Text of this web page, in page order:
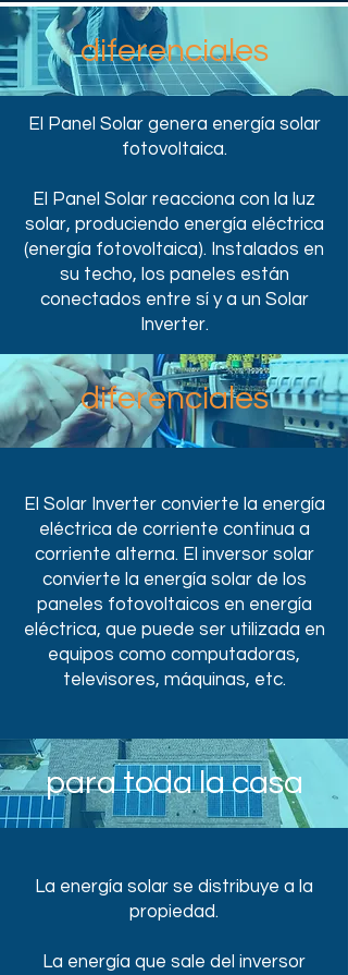
diferenciales
El Panel Solar genera energía solar
fotovoltaica.
El Panel Solar reacciona con la luz
solar, produciendo energía eléctrica
(energía fotovoltaica). Instalados en
su techo, los paneles están
conectados entre sí y a un Solar
Inverter.
diferenciales
El Solar Inverter convierte la energía
eléctrica de corriente continua a
corriente alterna. El inversor solar
convierte la energía solar de los
paneles fotovoltaicos en energía
eléctrica, que puede ser utilizada en
equipos como computadoras,
televisores, máquinas, etc.
para toda la casa
La energía solar se distribuye a la
propiedad.
La energía que sale del inversor